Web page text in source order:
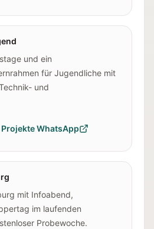
und ein
für Jugendliche mit
und
Projekte WhatsApp
mit Infoabend,
im laufenden
Probewoche.